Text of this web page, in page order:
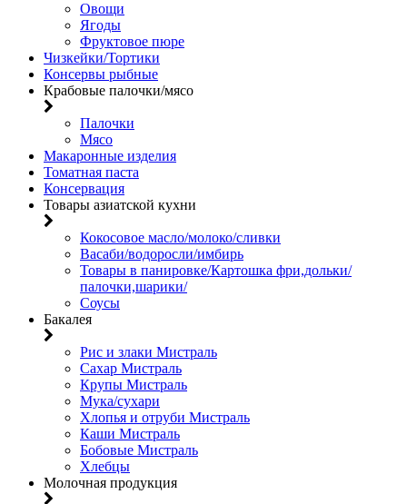
Овощи
Ягоды
Фруктовое пюре
Чизкейки/Тортики
Консервы рыбные
Крабовые палочки/мясо
Палочки
Мясо
Макаронные изделия
Томатная паста
Консервация
Товары азиатской кухни
Кокосовое масло/молоко/сливки
Васаби/водоросли/имбирь
Товары в панировке/Картошка фри,дольки/
палочки,шарики/
Соусы
Бакалея
Рис и злаки Мистраль
Сахар Мистраль
Крупы Мистраль
Мука/сухари
Хлопья и отруби Мистраль
Каши Мистраль
Бобовые Мистраль
Хлебцы
Молочная продукция